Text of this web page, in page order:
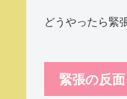
どうやったら緊
緊張の反